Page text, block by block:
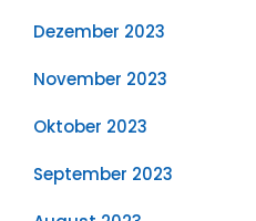
Dezember 2023
November 2023
Oktober 2023
September 2023